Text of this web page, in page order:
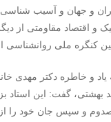
و جهان و آسیب
و اقتصاد مقاومتی از
کنگره ملی
و خاطره دکتر مهدی
بهشتی، گفت: این استاد
۲ ماه مصدوم و سپس جان خود